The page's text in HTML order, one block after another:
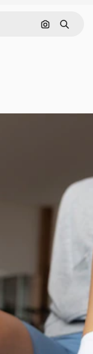
Pesquisar
Buscar